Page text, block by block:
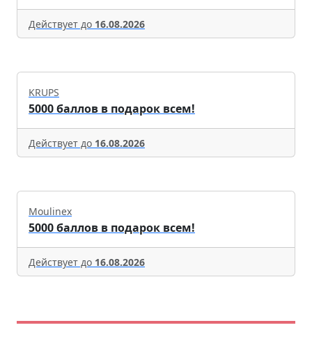
Действует до 16.08.2026
KRUPS
5000 баллов в подарок всем!
Действует до 16.08.2026
Moulinex
5000 баллов в подарок всем!
Действует до 16.08.2026